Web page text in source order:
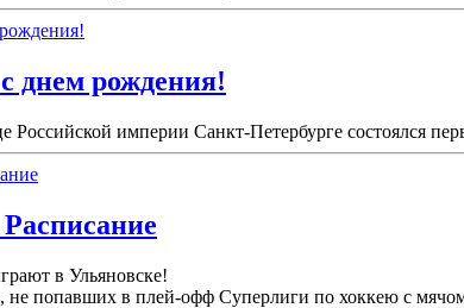
днем рождения!
Российской империи Санкт-Петербурге состоялся
в Ульяновске!
не попавших в плей-офф Суперлиги по хоккею с